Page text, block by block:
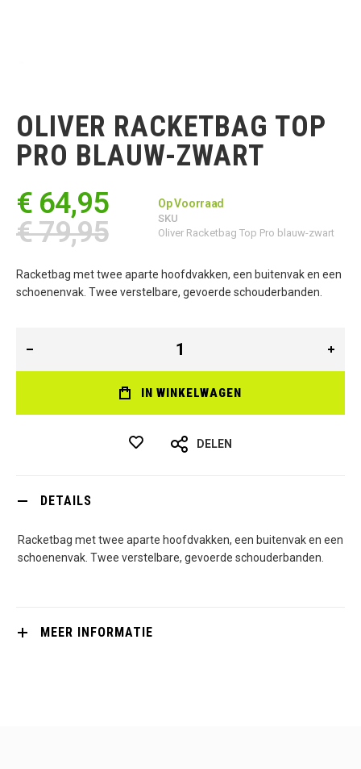
begin
van
de
afbeeldingen-
OLIVER RACKETBAG TOP
PRO BLAUW-ZWART
€ 64,95
€ 79,95
Op Voorraad
SKU
Oliver Racketbag Top Pro blauw-zwart
Racketbag met twee aparte hoofdvakken, een buitenvak en een
schoenenvak. Twee verstelbare, gevoerde schouderbanden.
IN WINKELWAGEN
DELEN
DETAILS
Racketbag met twee aparte hoofdvakken, een buitenvak en een
schoenenvak. Twee verstelbare, gevoerde schouderbanden.
MEER INFORMATIE